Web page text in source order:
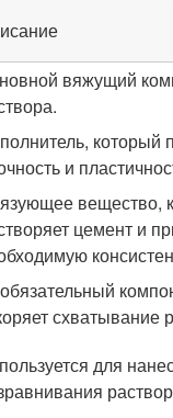
вяжущий
который
и
вещество,
цемент и
схватывание
для